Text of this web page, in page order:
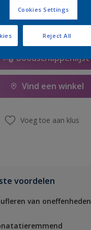
Boodschappenlijst
Vind een winkel
Voeg toe aan klus
voordelen
van oneffenheden
Cookies Settings
Reject All